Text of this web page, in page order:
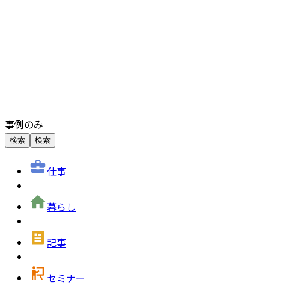
事例のみ
検索 検索
仕事
暮らし
記事
セミナー